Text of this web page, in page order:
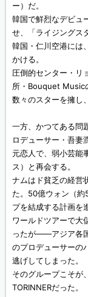
ー）だ。
韓国で鮮烈なデビュ
せ、「ライジングス
韓国・仁川空港には
かける。
圧倒的センター・リ
所・Bouquet Music
数々のスターを擁し
一方、かつてある問
ロデューサー・吾妻
元恋人で、弱小芸能
ス）と再会する。
ナムはド貧乏の経営
た。50億ウォン（約
プを結成する計画を
ワールドツアーで大
ったが——アジア各
のプロデューサーの
逃げしてしまった。
そのグループこそが
TORINNERだった。